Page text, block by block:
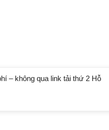
– không qua link tải thứ 2 Hỗ